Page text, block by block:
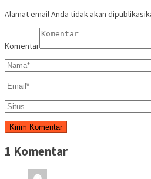
Alamat email Anda tidak akan
Komentar
1 Komentar